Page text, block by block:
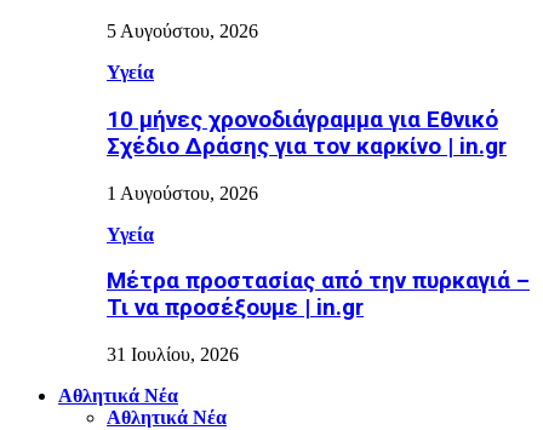
5 Αυγούστου, 2026
Υγεία
10 μήνες χρονοδιάγραμμα για Εθνικό
Σχέδιο Δράσης για τον καρκίνο | in.gr
1 Αυγούστου, 2026
Υγεία
Μέτρα προστασίας από την πυρκαγιά –
Τι να προσέξουμε | in.gr
31 Ιουλίου, 2026
Αθλητικά Νέα
Αθλητικά Νέα